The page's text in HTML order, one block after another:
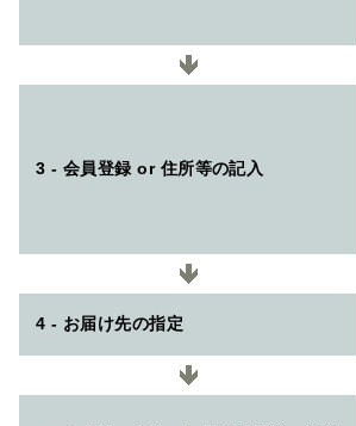
3 - 会員登録 or 住所等の記入
4 - お届け先の指定